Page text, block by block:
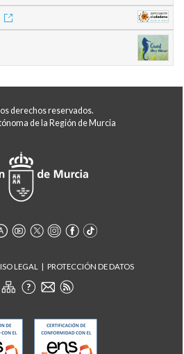
derechos reservados.
de la Región de Murcia
LEGAL PROTECCIÓN DE DATOS